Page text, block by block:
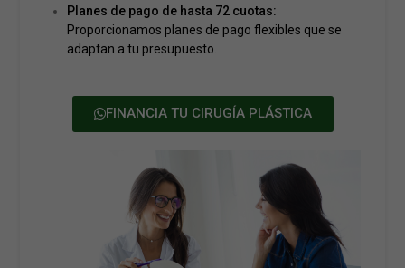
Planes de pago de hasta 72 cuotas:
Proporcionamos planes de pago flexibles que se
adaptan a tu presupuesto.
FINANCIA TU CIRUGÍA PLÁSTICA